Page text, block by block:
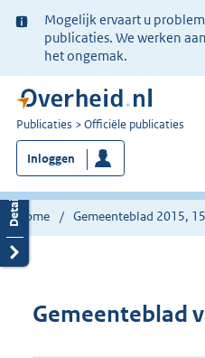
Ter
informatie:
Mogelijk ervaart u
publicaties. We werken
het ongemak.
U
bent
nu
hier:
Publicaties Officiële publicaties
Inloggen
Home Gemeenteblad 2015,
Gemeenteblad